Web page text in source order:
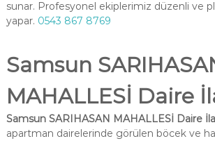
sunar. Profesyonel ekiplerimiz düzenli ve
yapar. 0543 867 8769
Samsun
MAHALLESİ Daire
Samsun SARIHASAN MAHALLESİ Daire
apartman dairelerinde görülen böcek ve